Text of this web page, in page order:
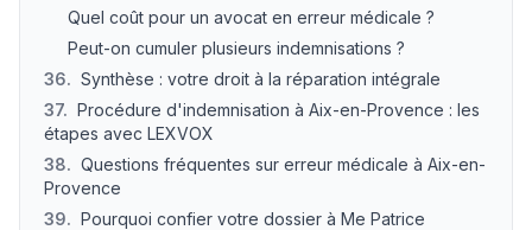
Quel coût pour un avocat en erreur médicale ?
Peut-on cumuler plusieurs indemnisations ?
36. Synthèse : votre droit à la réparation intégrale
37. Procédure d'indemnisation à Aix-en-Provence : les
étapes avec LEXVOX
38. Questions fréquentes sur erreur médicale à Aix-en-
Provence
39. Pourquoi confier votre dossier à Me Patrice